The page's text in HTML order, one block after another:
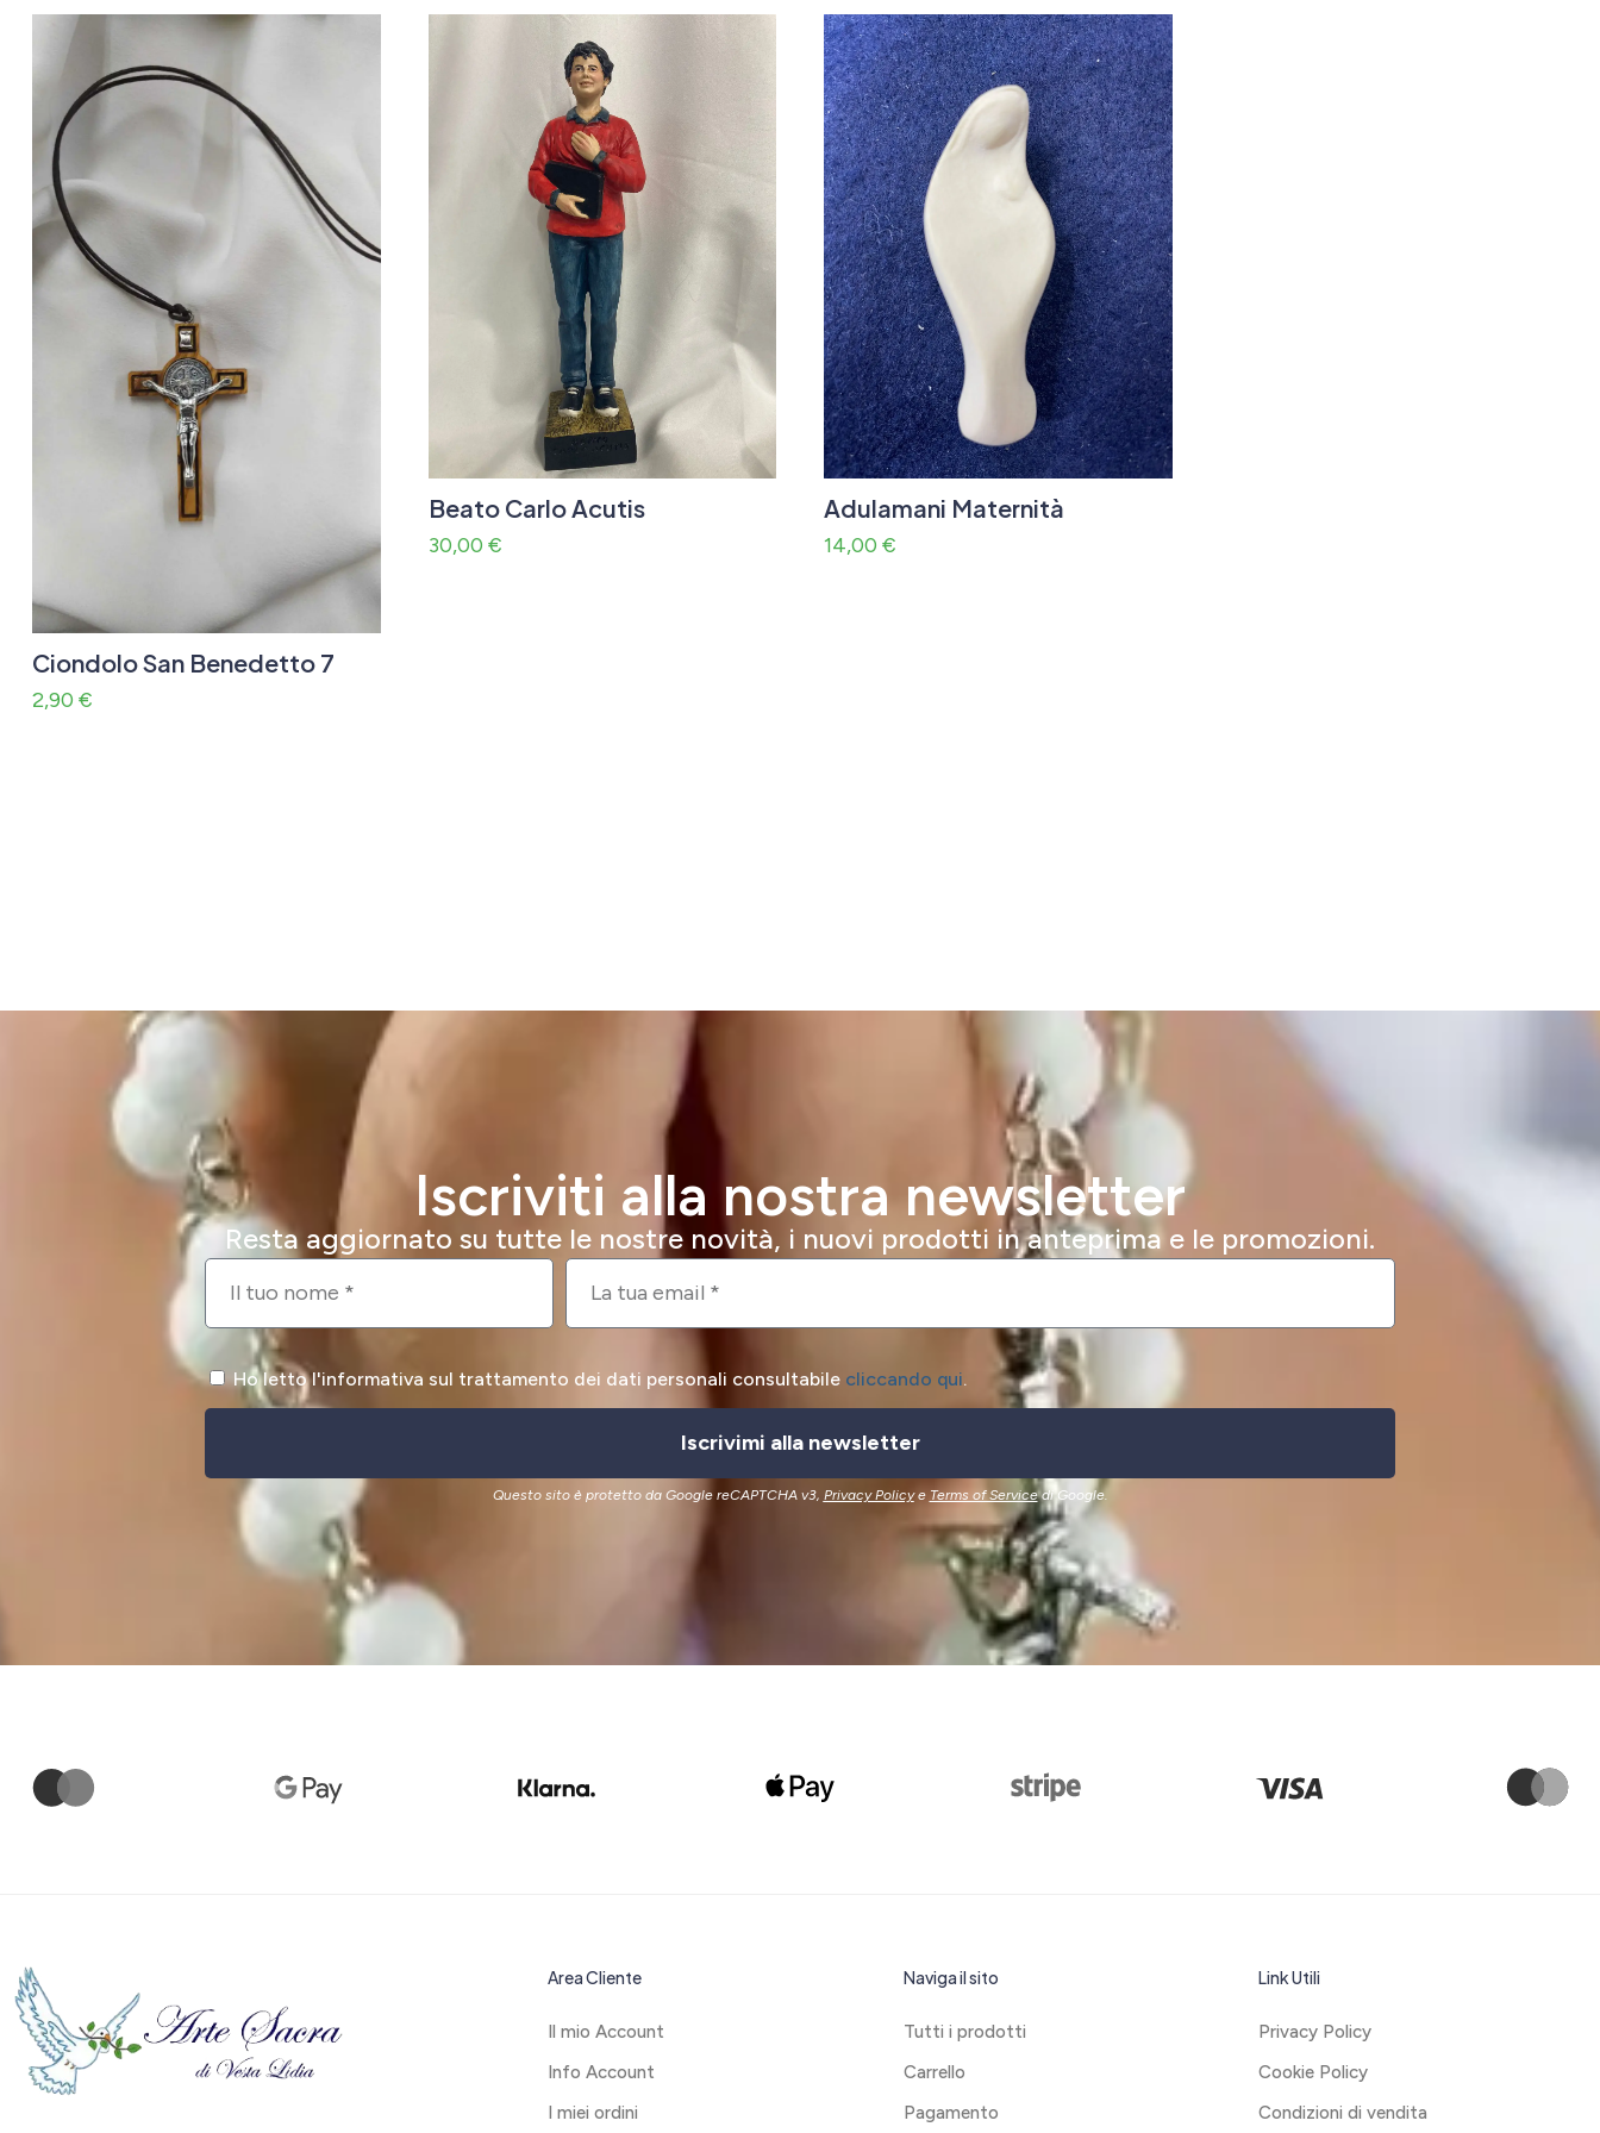
Ciondolo San Benedetto 7
2,90 €
Beato Carlo Acutis
30,00 €
Adulamani Maternità
14,00 €
Iscriviti alla nostra newsletter
Resta aggiornato su tutte le nostre novità, i nuovi prodotti in anteprima e le promozioni.
Ho letto l'informativa sul trattamento dei dati personali consultabile cliccando qui.
Iscrivimi alla newsletter
Questo sito è protetto da Google reCAPTCHA v3, Privacy Policye Terms of Servicedi Google.
Area Cliente
Il mio Account
Info Account
I miei ordini
Naviga il sito
Tutti i prodotti
Carrello
Pagamento
Link Utili
Privacy Policy
Cookie Policy
Condizioni di vendita